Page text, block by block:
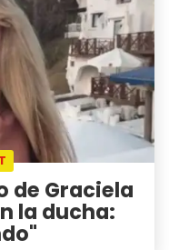
de Graciela
la ducha: